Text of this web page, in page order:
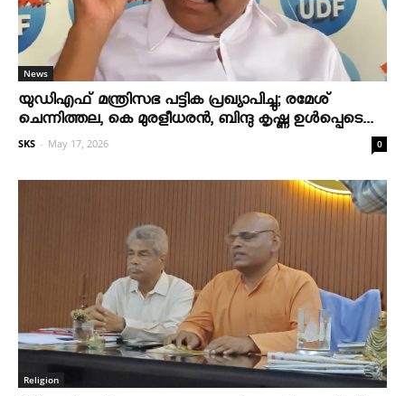
News
യുഡിഎഫ് മന്ത്രിസഭ പട്ടിക പ്രഖ്യാപിച്ചു; രമേശ്
ചെന്നിത്തല, കെ മുരളീധരന്‍, ബിന്ദു കൃഷ്ണ ഉള്‍പ്പെടെ...
SKS - May 17, 2026 0
Religion